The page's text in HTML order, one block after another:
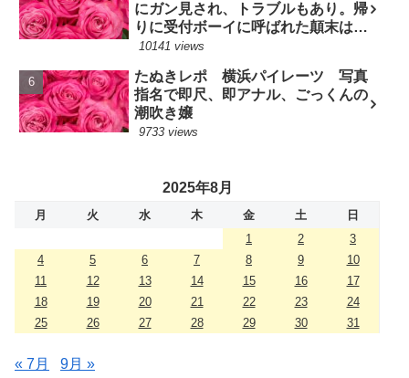
にガン見され、トラブルもあり。帰
りに受付ボーイに呼ばれた顛末は？
(7/10現役嬢)
10141 views
たぬきレポ 横浜パイレーツ 写真
指名で即尺、即アナル、ごっくんの
潮吹き嬢
9733 views
2025年8月
月 火 水 木 金 土
日
1
2
3
4
5 6 7 8 9
10
11
12 13 14 15 16
17
18
19 20 21 22 23
24
25
26 27 28 29 30 31
« 7月 9月 »